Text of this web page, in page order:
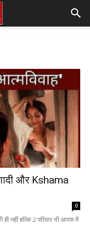
और Kshama
0
नहीं बल्कि 2 परिवार भी आपस में